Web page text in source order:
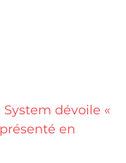
dévoile «
en